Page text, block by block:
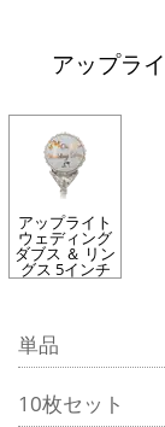
アップラ
アップライト
ウェディング
ダブス ＆ リン
グス 5インチ
単品
10枚セット